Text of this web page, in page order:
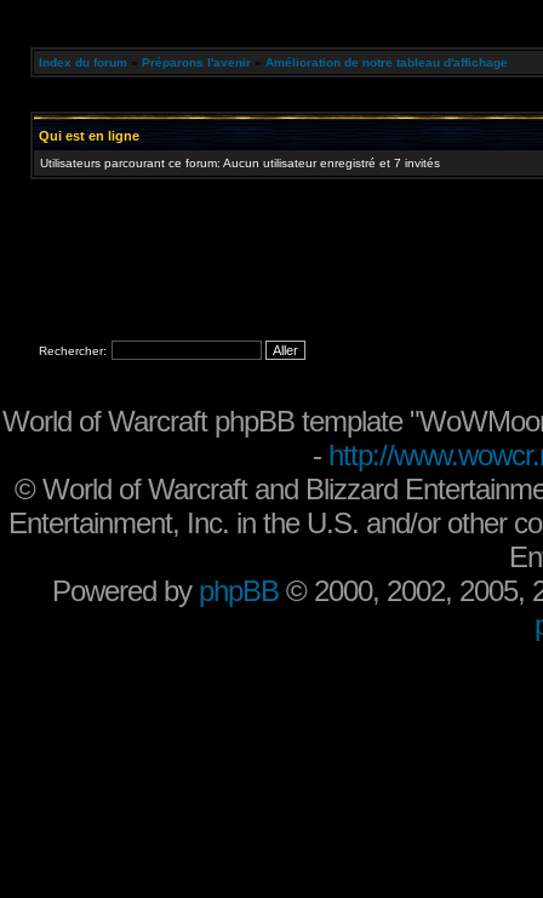
Index du forum » Préparons l'avenir » Amélioration de notre tableau d'affichage
Qui est en ligne
Utilisateurs parcourant ce forum: Aucun utilisateur enregistré et 7 invités
Rechercher:
World of Warcraft phpBB template
- http://
©World of Warcraft and Blizzard
Entertainment, Inc. in the U.S. and/or other
Powered by phpBB © 2000, 2002, 2005,